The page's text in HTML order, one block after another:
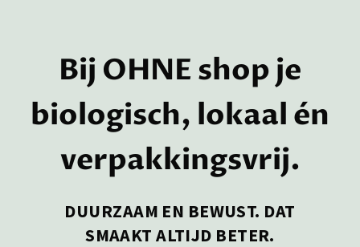
Bij OHNE shop je
biologisch, lokaal én
verpakkingsvrij.
DUURZAAM EN BEWUST. DAT
SMAAKT ALTIJD BETER.